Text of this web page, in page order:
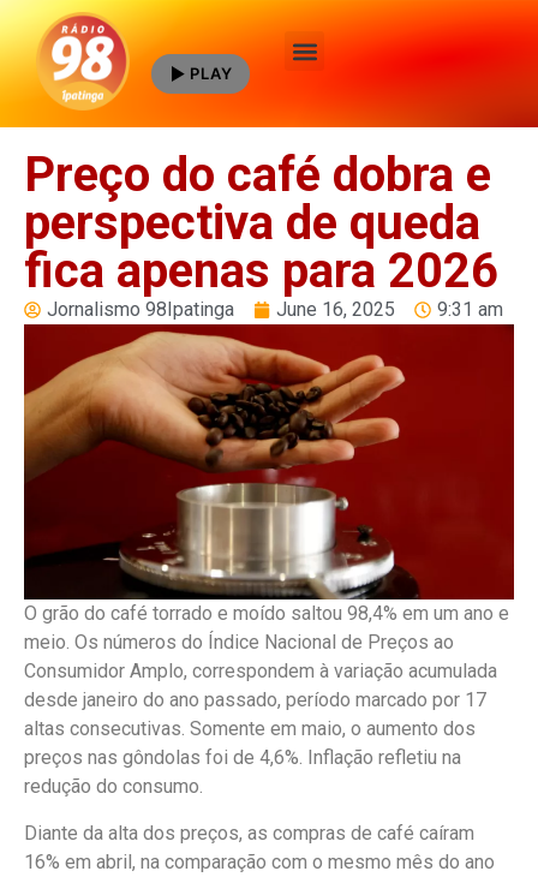
PLAY
Preço do café dobra e
perspectiva de queda
fica apenas para 2026
Jornalismo 98Ipatinga June 16, 2025 9:31 am
O grão do café torrado e moído saltou 98,4% em um ano e
meio. Os números do Índice Nacional de Preços ao
Consumidor Amplo, correspondem à variação acumulada
desde janeiro do ano passado, período marcado por 17
altas consecutivas. Somente em maio, o aumento dos
preços nas gôndolas foi de 4,6%. Inflação refletiu na
redução do consumo.
Diante da alta dos preços, as compras de café caíram
16% em abril, na comparação com o mesmo mês do ano